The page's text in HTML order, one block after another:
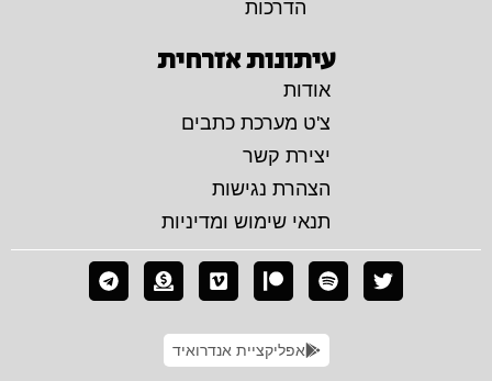
הדרכות
עיתונות אזרחית
אודות
צ'ט מערכת כתבים
יצירת קשר
הצהרת נגישות
תנאי שימוש ומדיניות
אפליקציית אנדרואיד